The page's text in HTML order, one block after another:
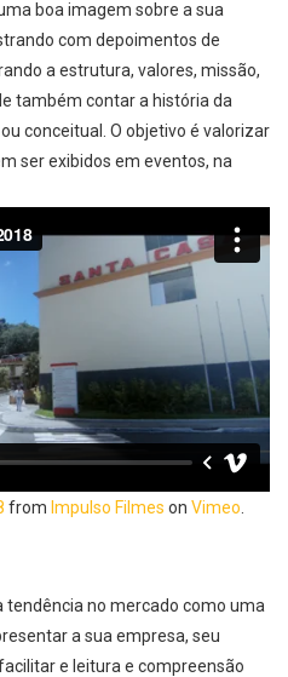
boa imagem sobre a sua
com depoimentos de
a estrutura, valores, missão,
também contar a história da
conceitual. O objetivo é valorizar
ser exibidos em eventos, na
from Impulso Filmes on Vimeo
tendência no mercado como uma
a sua empresa, seu
e leitura e compreensão